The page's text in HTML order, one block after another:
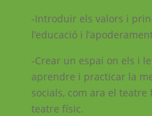
-Introduir els valors i
l’educació i
-Crear un espai on els i
aprendre i practicar la
socials, com ara el
teatre físic.